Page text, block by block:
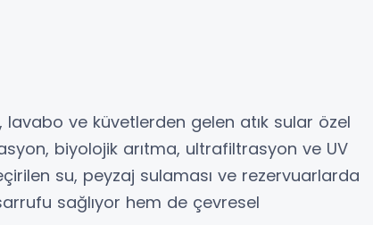
ve küvetlerden gelen atık sular özel
biyolojik arıtma, ultrafiltrasyon ve UV
su, peyzaj sulaması ve rezervuarlarda
sağlıyor hem de çevresel